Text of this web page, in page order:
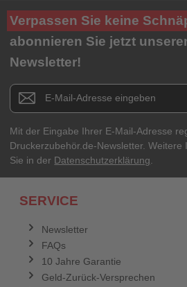
Ihre Bewertung**
★★★★★
Titel**
E-Mail-Adresse
Ihr Passwort
Verpassen Sie keine
abonnieren Sie jetzt
Newsletter!
Newsletter E-Mail Adresse
Mit der Eingabe Ihrer E-Mail-Adresse
Druckerzubehör.de-Newsletter. Weitere
Sie in der Datenschutzerklärung
SERVICE
Newsletter
FAQs
10 Jahre Garantie
Geld-Zurück-Versprechen